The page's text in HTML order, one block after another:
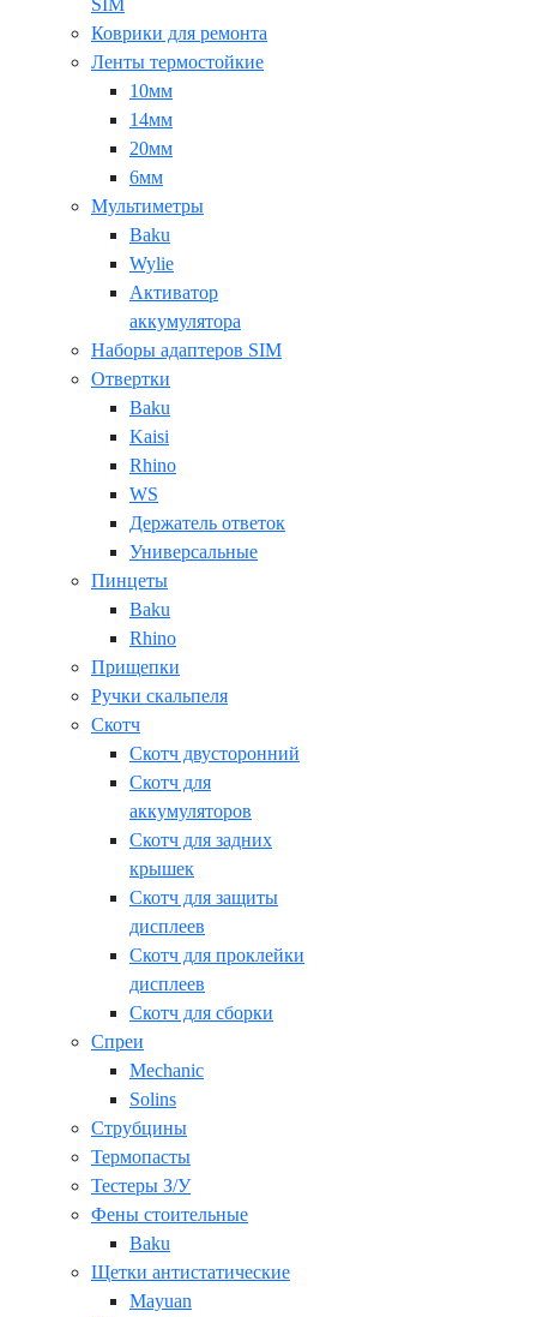
SIM
Коврики для ремонта
Ленты термостойкие
10мм
14мм
20мм
6мм
Мультиметры
Baku
Wylie
Активатор
аккумулятора
Наборы адаптеров SIM
Отвертки
Baku
Kaisi
Rhino
WS
Держатель ответок
Универсальные
Пинцеты
Baku
Rhino
Прищепки
Ручки скальпеля
Скотч
Скотч двусторонний
Скотч для
аккумуляторов
Скотч для задних
крышек
Скотч для защиты
дисплеев
Скотч для проклейки
дисплеев
Скотч для сборки
Спреи
Mechanic
Solins
Струбцины
Термопасты
Тестеры З/У
Фены стоительные
Baku
Щетки антистатические
Mayuan